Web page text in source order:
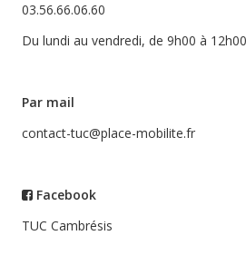
03.56.66.06.60
Du lundi au vendredi, de 9h00 à
Par mail
contact-tuc@place-mobilite.fr
Facebook
TUC Cambrésis